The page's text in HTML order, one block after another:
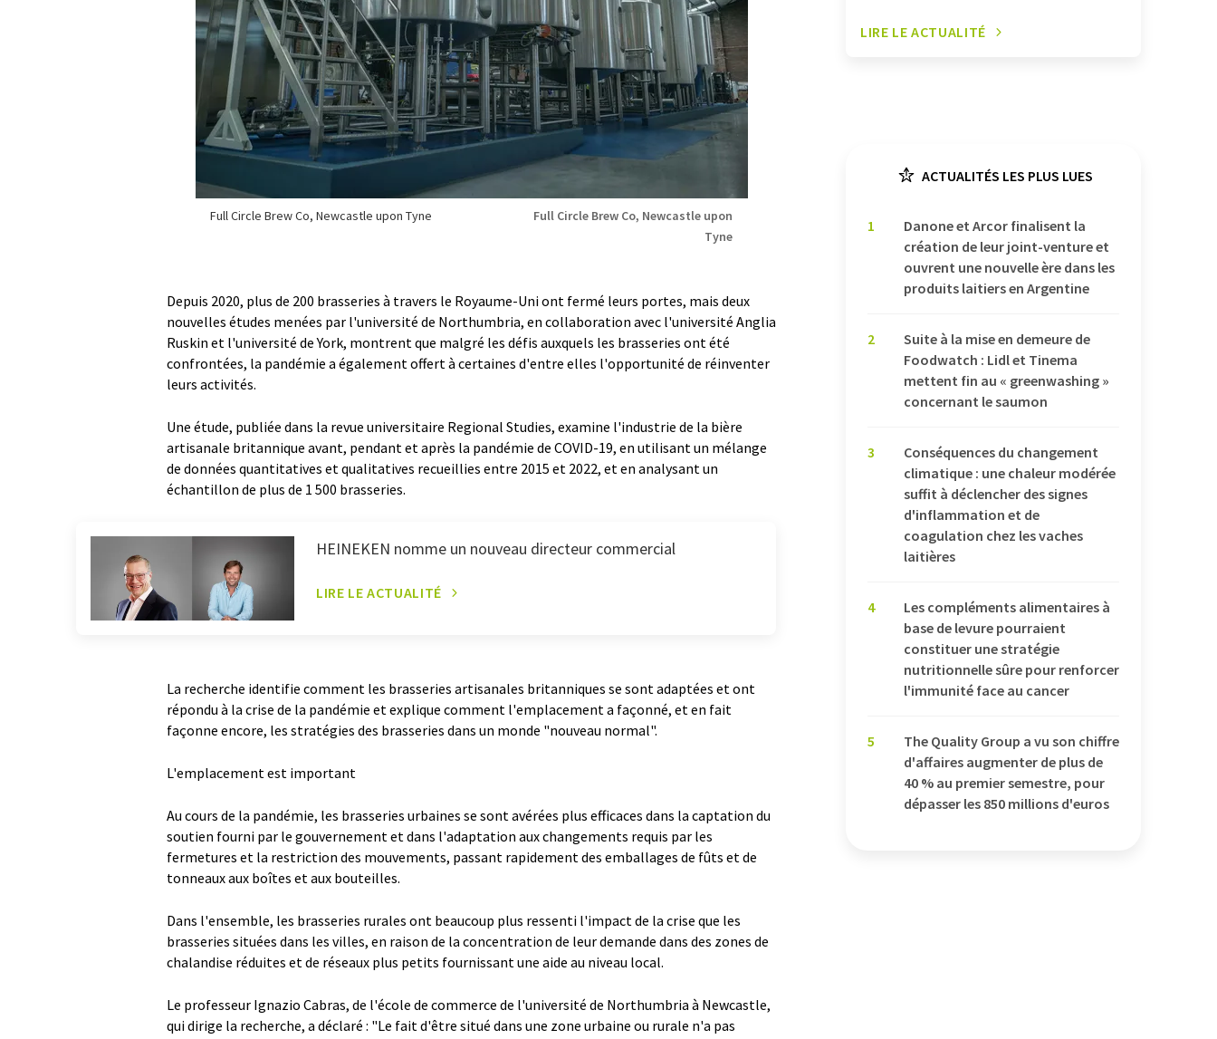
Full Circle Brew Co, Newcastle upon Tyne
Full Circle Brew Co, Newcastle upon
Tyne
Depuis 2020, plus de 200 brasseries à travers le Royaume-Uni ont fermé leurs portes, mais deux
nouvelles études menées par l'université de Northumbria, en collaboration avec l'université Anglia
Ruskin et l'université de York, montrent que malgré les défis auxquels les brasseries ont été
confrontées, la pandémie a également offert à certaines d'entre elles l'opportunité de réinventer
leurs activités.
Une étude, publiée dans la revue universitaire Regional Studies, examine l'industrie de la bière
artisanale britannique avant, pendant et après la pandémie de COVID-19, en utilisant un mélange
de données quantitatives et qualitatives recueillies entre 2015 et 2022, et en analysant un
échantillon de plus de 1 500 brasseries.
HEINEKEN nomme un nouveau directeur commercial
LIRE LE ACTUALITÉ
La recherche identifie comment les brasseries artisanales britanniques se sont adaptées et ont
répondu à la crise de la pandémie et explique comment l'emplacement a façonné, et en fait
façonne encore, les stratégies des brasseries dans un monde "nouveau normal".
L'emplacement est important
Au cours de la pandémie, les brasseries urbaines se sont avérées plus efficaces dans la captation du
soutien fourni par le gouvernement et dans l'adaptation aux changements requis par les
fermetures et la restriction des mouvements, passant rapidement des emballages de fûts et de
tonneaux aux boîtes et aux bouteilles.
Dans l'ensemble, les brasseries rurales ont beaucoup plus ressenti l'impact de la crise que les
brasseries situées dans les villes, en raison de la concentration de leur demande dans des zones de
chalandise réduites et de réseaux plus petits fournissant une aide au niveau local.
Le professeur Ignazio Cabras, de l'école de commerce de l'université de Northumbria à Newcastle,
qui dirige la recherche, a déclaré : "Le fait d'être situé dans une zone urbaine ou rurale n'a pas
LIRE LE ACTUALITÉ
ACTUALITÉS LES PLUS LUES
1
Danone et Arcor finalisent la
création de leur joint-venture et
ouvrent une nouvelle ère dans les
produits laitiers en Argentine
2
Suite à la mise en demeure de
Foodwatch : Lidl et Tinema
mettent fin au « greenwashing »
concernant le saumon
3
Conséquences du changement
climatique : une chaleur modérée
suffit à déclencher des signes
d'inflammation et de
coagulation chez les vaches
laitières
4
Les compléments alimentaires à
base de levure pourraient
constituer une stratégie
nutritionnelle sûre pour renforcer
l'immunité face au cancer
5
The Quality Group a vu son chiffre
d'affaires augmenter de plus de
40 % au premier semestre, pour
dépasser les 850 millions d'euros